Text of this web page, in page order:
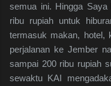
semua ini. Hingga Saya
ribu rupiah untuk
termasuk makan, hotel,
perjalanan ke Jember
sampai 200 ribu rupiah
sewaktu KAI